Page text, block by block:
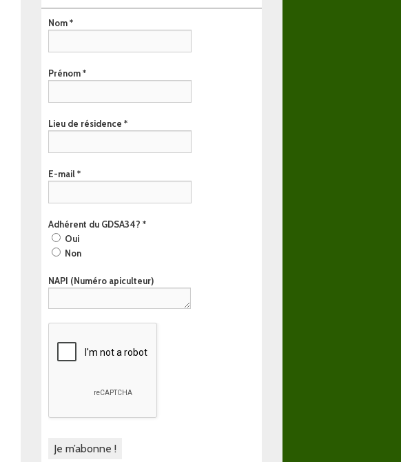
Nom*
Prénom*
Lieu de résidence *
E-mail*
Adhérent du GDSA34? *
Oui
Non
NAPI (Numéro apiculteur)